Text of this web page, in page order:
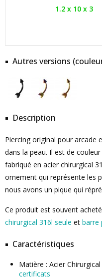
1.2 x 10 x 3
Autres versions
Description
Piercing original pour arcade
dans la peau. Il est de
fabriqué en acier chirurgical
ornement qui représente les
nous avons un pique qui
Ce produit est souvent
chirurgical 316l seule et barre
Caractéristiques
Matière : Acier
certificats